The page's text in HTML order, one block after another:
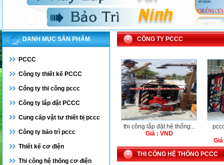
DANH MỤC SẢN PHẨM
PCCC
Công ty thiết kế PCCC
Công ty thi công pccc
Công ty lắp đặt PCCC
Cung cấp vật tư thiết bị pccc
Công ty bảo trì pccc
Thiết kế cơ điện
Thi công hệ thống cơ điện
CÔNG TY PCCC
thi công lắp đặt hệ thống...
Giá : VND
THI CÔNG HỆ THỐNG PCCC